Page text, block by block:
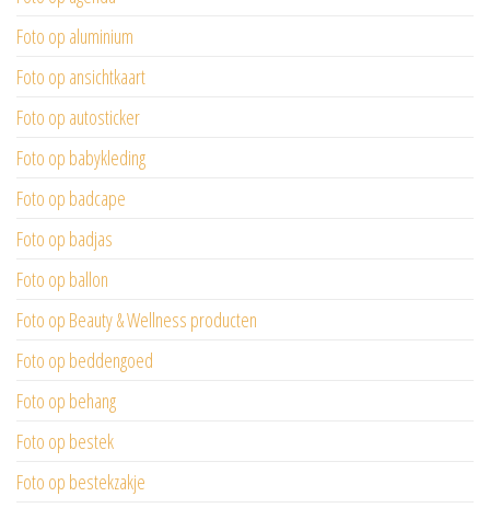
Foto op aluminium
Foto op ansichtkaart
Foto op autosticker
Foto op babykleding
Foto op badcape
Foto op badjas
Foto op ballon
Foto op Beauty & Wellness producten
Foto op beddengoed
Foto op behang
Foto op bestek
Foto op bestekzakje